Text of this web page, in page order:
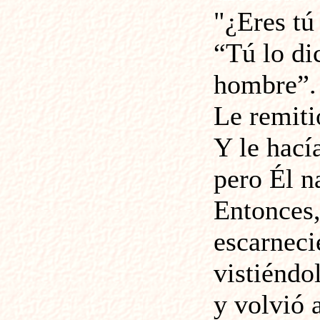
"¿Eres
“Tú lo
hombre”.
Le
Y le
pero Él
y volvió